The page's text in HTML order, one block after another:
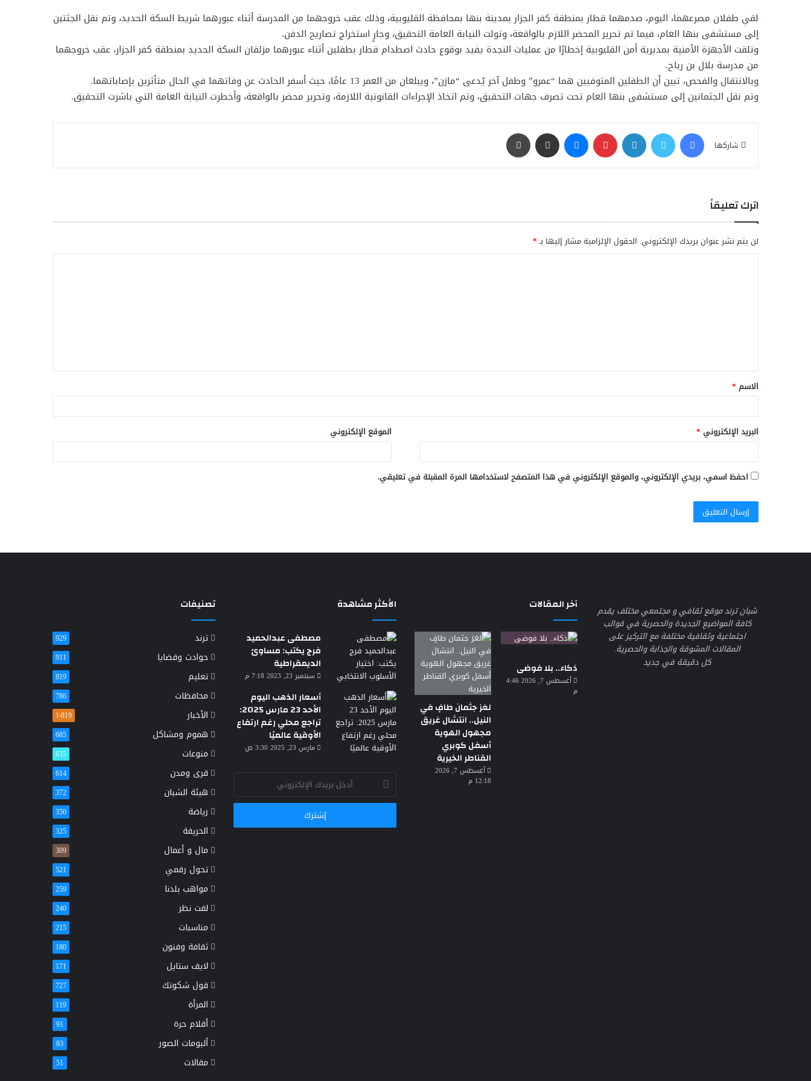
لقي طفلان مصرعهما، اليوم، صدمهما قطار بمنطقة كفر الجزار بمدينة بنها بمحافظة القليوبية، وذلك عقب خروجهما من المدرسة أثناء عبورهما شريط السكة الحديد، وتم نقل الجثتين
إلى مستشفى بنها العام، فيما تم تحرير المحضر اللازم بالواقعة، وتولت النيابة العامة التحقيق، وجارٍ استخراج تصاريح الدفن.
وتلقت الأجهزة الأمنية بمديرية أمن القليوبية إخطارًا من عمليات النجدة يفيد بوقوع حادث اصطدام قطار بطفلين أثناء عبورهما مزلقان السكة الحديد بمنطقة كفر الجزار، عقب خروجهما
من مدرسة بلال بن رباح.
وبالانتقال والفحص، تبين أن الطفلين المتوفيين هما “عمرو” وطفل آخر يُدعى “مازن”، ويبلغان من العمر 13 عامًا، حيث أسفر الحادث عن وفاتهما في الحال متأثرين بإصاباتهما.
وتم نقل الجثمانين إلى مستشفى بنها العام تحت تصرف جهات التحقيق، وتم اتخاذ الإجراءات القانونية اللازمة، وتحرير محضر بالواقعة، وأخطرت النيابة العامة التي باشرت التحقيق.
شاركها
اترك تعليقاً
لن يتم نشر عنوان بريدك الإلكتروني. الحقول الإلزامية مشار إليها بـ*
ق
*
الاسم *
البريد الإلكتروني * الموقع الإلكتروني
احفظ اسمي، بريدي الإلكتروني، والموقع الإلكتروني في هذا المتصفح لاستخدامها المرة المقبلة في تعليقي.
شبان ترند موقع ثقافي و مجتمعي مختلف يقدم
كافة المواضيع الجديدة والحصرية في قوالب
اجتماعية وثقافية مختلفة مع التركيز على
المقالات المشوقة والجذابة والحصرية.
كل دقيقة في جديد
آخر المقالات
ذكاء.. بلا فوضى
أغسطس 7, 2026 4:46
م
لغز جثمان طافٍ في
النيل.. انتشال غريق
مجهول الهوية
أسفل كوبري
القناطر الخيرية
أغسطس 7, 2026
12:18 م
الأكثر مشاهدة
مصطفى عبدالحميد
فرج يكتب: مساوئ
الديمقراطية
سبتمبر 23, 2023 7:18 م
أسعار الذهب اليوم
الأحد 23 مارس 2025:
تراجع محلي رغم ارتفاع
الأوقية عالميًا
مارس 23, 2025 3:30 ص
أدخل
بريدك
الإلكتروني
تصنيفات
ترند 929
حوادث وقضايا 911
تعليم 819
محافظات 786
الأخبار 1٬819
هموم ومشاكل 685
منوعات 635
قرى ومدن 614
هيئة الشبان 372
رياضة 350
الحريفة 325
مال و أعمال 309
تحول رقمي 521
مواهب بلدنا 259
لفت نظر 240
مناسبات 215
ثقافة وفنون 180
لايف ستايل 171
قول شكوتك 727
المرأة 119
أقلام حرة 91
ألبومات الصور 83
مقالات 51